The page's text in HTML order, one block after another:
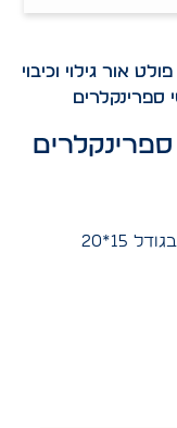
אור גילוי וכיבוי
15*20